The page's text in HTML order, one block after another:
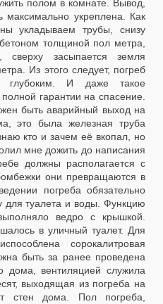
полом в комнате. Вывод,
укреплена. Как
укладываем трубы, снизу
толщиной пол метра,
сверху засыпается земля
Из этого следует, погреб
глубоким. И даже такое
гарантии на спасение.
быть аварийный выход на
это была железная труба
кто и зачем её вкопал, но
мне дожить до написания
должны располагается с
они превращаются в
погреба обязательно
туалета и воды. Функцию
ведро с крышкой.
в уличный туалет. Для
сорокалитровая
быть за ранее проведена
дома, вентиляцией служила
выходящая из погреба на
стен дома. Пол погреба,